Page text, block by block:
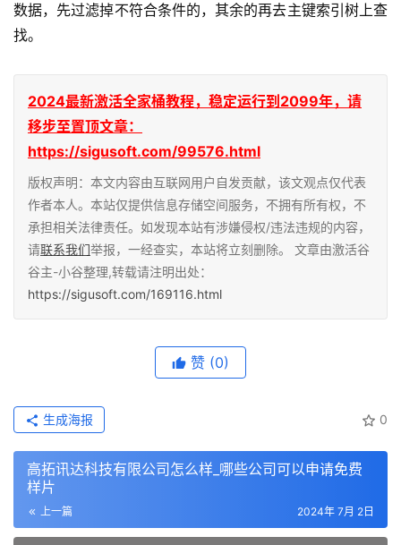
数据，先过滤掉不符合条件的，其余的再去主键索引树上查
找。
2024最新激活全家桶教程，稳定运行到2099年，请
移步至置顶文章：
https://sigusoft.com/99576.html
版权声明：本文内容由互联网用户自发贡献，该文观点仅代表
作者本人。本站仅提供信息存储空间服务，不拥有所有权，不
承担相关法律责任。如发现本站有涉嫌侵权/违法违规的内容，
请联系我们举报，一经查实，本站将立刻删除。 文章由激活谷
谷主-小谷整理,转载请注明出处：
https://sigusoft.com/169116.html
赞 (0)
0
生成海报
高拓讯达科技有限公司怎么样_哪些公司可以申请免费
样片
上一篇 2024年 7月 2日